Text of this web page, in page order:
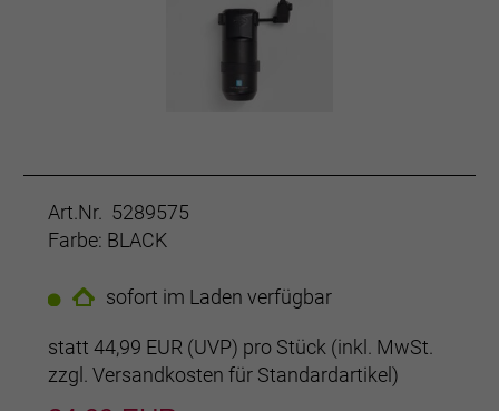
Art.Nr. 5289575
Farbe: BLACK
sofort im Laden verfügbar
statt 44,99 EUR (UVP) pro Stück (inkl. MwSt.
zzgl. Versandkosten für Standardartikel)